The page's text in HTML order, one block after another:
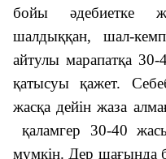
бойы әдебиетке
шалдыққан, шал-
айтулы марапатқа 30-
қатысуы қажет.
жасқа дейін жаза
қаламгер 30-40
мүмкін. Дер шағында